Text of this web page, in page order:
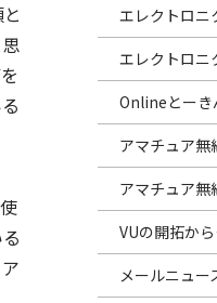
エレクトロニ
エレクトロニ
Onlineとーき
アマチュア無
アマチュア無
VUの開拓か
メールニュー